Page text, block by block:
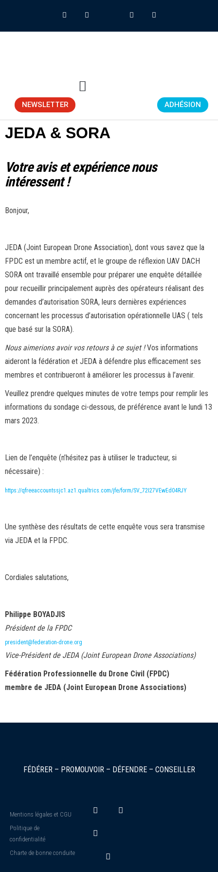
NEWSLETTER ADHÉSION
JEDA & SORA
Votre avis et expérience nous
intéressent !
Bonjour,
JEDA (Joint European Drone Association), dont vous savez que la
FPDC est un membre actif, et le groupe de réflexion UAV DACH
SORA ont travaillé ensemble pour préparer une enquête détaillée
pour recueillir principalement auprès des opérateurs réalisant des
demandes d’autorisation SORA, leurs dernières expériences
concernant les processus d’autorisation opérationnelle UAS ( tels
que basé sur la SORA).
Nous aimerions avoir vos retours à ce sujet !Vos informations
aideront la fédération et JEDA à défendre plus efficacement ses
membres et contribueront à améliorer les processus à l’avenir.
Veuillez prendre quelques minutes de votre temps pour remplir les
informations du sondage ci-dessous, de préférence avant le lundi 13
mars 2023.
Lien de l’enquête (n’hésitez pas à utiliser le traducteur, si
nécessaire) :
https://qfreeaccountssjc1.az1. qualtrics.com/jfe/form/SV_ 72I27VEwEd04RJY
Une synthèse des résultats de cette enquête vous sera transmise
via JEDA et la FPDC.
Cordiales salutations,
Philippe BOYADJIS
Président de la FPDC
president@federation-drone.org
Vice-Président de JEDA (Joint European Drone Associations)
Fédération Professionnelle du Drone Civil (FPDC)
membre de JEDA (Joint European Drone Associations)
FÉDÉRER – PROMOUVOIR – DÉFENDRE – CONSEILLER
Mentions légales et CGU
Politique de
confidentialité
Charte de bonne conduite